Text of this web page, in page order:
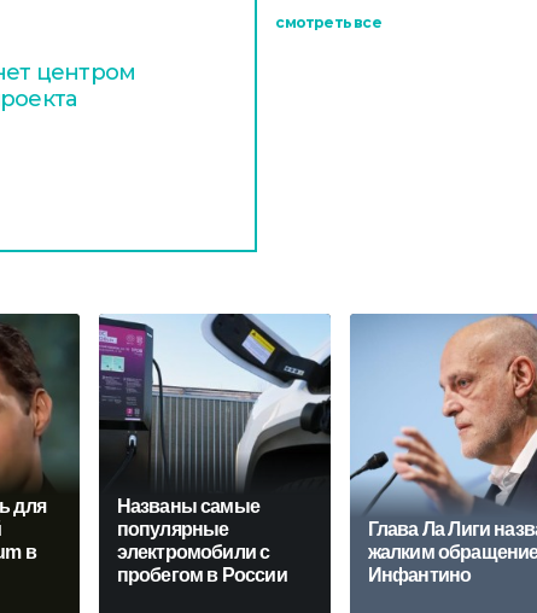
центром
смотреть все
для
в
Названы самые
популярные
электромобили с
пробегом в России
Глава Ла Лиги
жалким
Инфантино